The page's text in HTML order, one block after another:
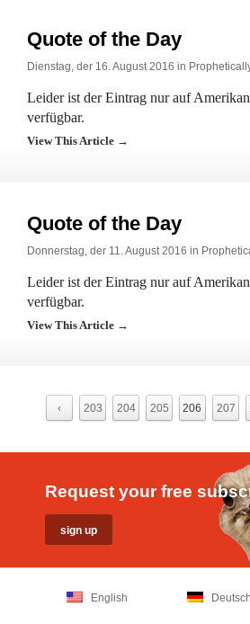
Quote of the Day
Dienstag, der 16. August 2016 in
Leider ist der Eintrag nur auf
verfügbar.
View This Article →
Quote of the Day
Donnerstag, der 11. August 2016 in
Leider ist der Eintrag nur auf
verfügbar.
View This Article →
‹ 203 204 205 206 207
Request your free
English Deutsch